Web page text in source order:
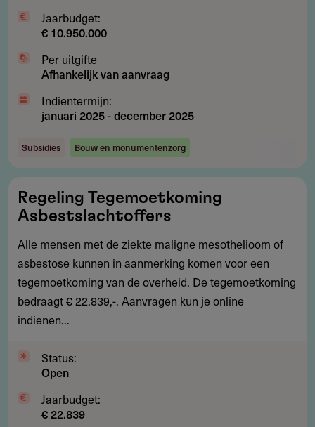
Jaarbudget:
€ 10.950.000
Per uitgifte
Afhankelijk van aanvraag
Indientermijn:
januari 2025-december 2025
Subsidies Bouw en monumentenzorg
Tegemoetkoming
Asbestslachtoffers
Regeling Tegemoetkoming
Asbestslachtoffers
Alle mensen met de ziekte maligne mesothelioom of
asbestose kunnen in aanmerking komen voor een
tegemoetkoming van de overheid. De tegemoetkoming
bedraagt € 22.839,-. Aanvragen kun je online
indienen...
Status:
Open
Jaarbudget:
€ 22.839